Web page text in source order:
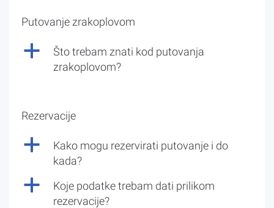
Putovanje zrakoplovom
a
Što trebam znati kod putovanja
zrakoplovom?
Rezervacije
a
Kako mogu rezervirati putovanje i do
kada?
a
Koje podatke trebam dati prilikom
rezervacije?